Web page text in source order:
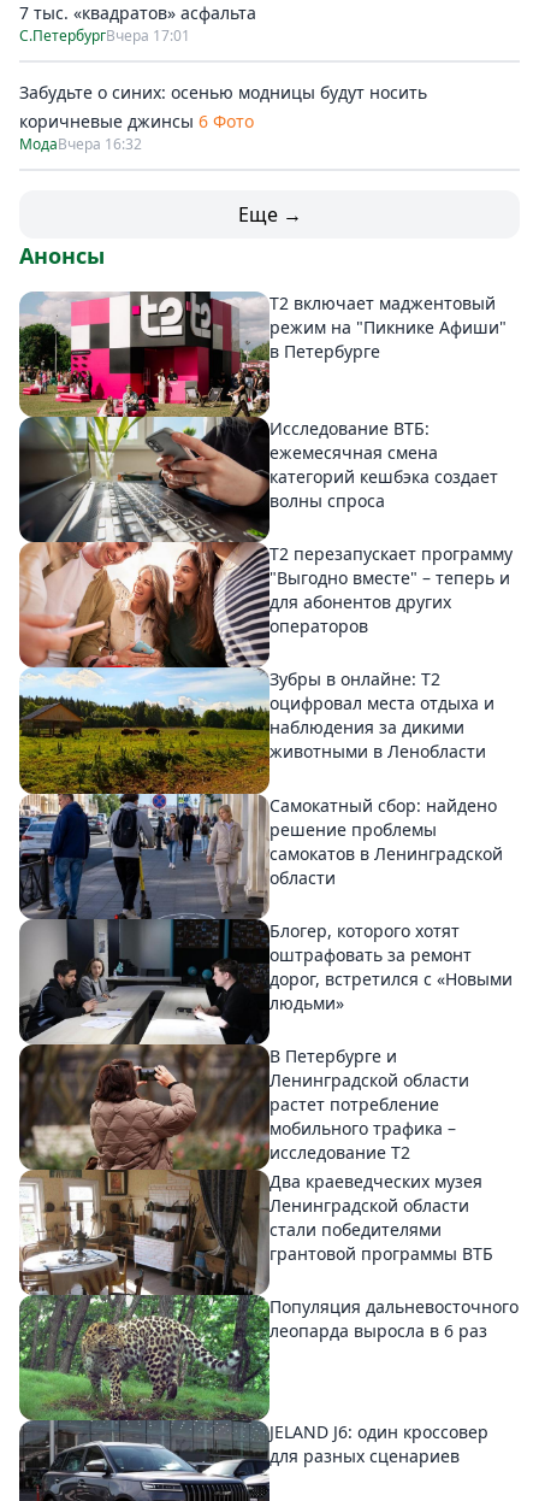
7 тыс. «квадратов» асфальта
С.ПетербургВчера 17:01
Забудьте о синих: осенью модницы будут носить
коричневые джинсы 6 Фото
МодаВчера 16:32
Еще →
Анонсы
Т2 включает маджентовый
режим на "Пикнике Афиши"
в Петербурге
Исследование ВТБ:
ежемесячная смена
категорий кешбэка создает
волны спроса
Т2 перезапускает программу
"Выгодно вместе" – теперь и
для абонентов других
операторов
Зубры в онлайне: Т2
оцифровал места отдыха и
наблюдения за дикими
животными в Ленобласти
Самокатный сбор: найдено
решение проблемы
самокатов в Ленинградской
области
Блогер, которого хотят
оштрафовать за ремонт
дорог, встретился с «Новыми
людьми»
В Петербурге и
Ленинградской области
растет потребление
мобильного трафика –
исследование T2
Два краеведческих музея
Ленинградской области
стали победителями
грантовой программы ВТБ
Популяция дальневосточного
леопарда выросла в 6 раз
JELAND J6: один кроссовер
для разных сценариев